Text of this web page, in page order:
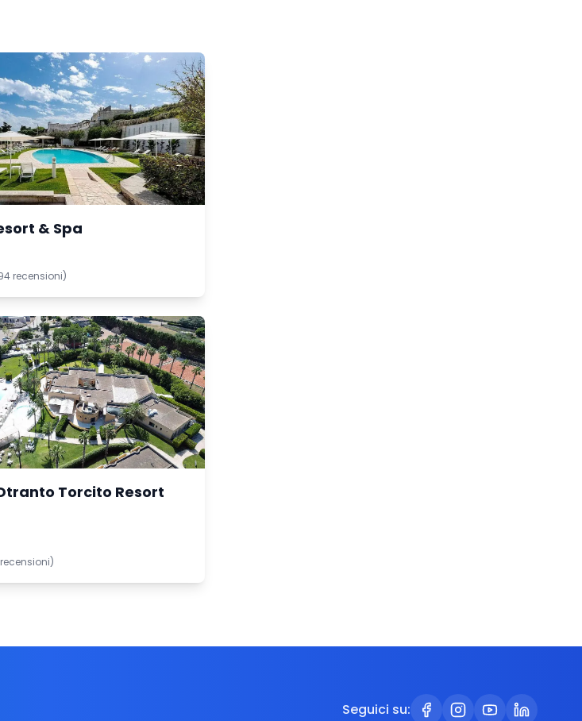
& Spa
recensioni)
Torcito Resort
recensioni)
Seguici su: